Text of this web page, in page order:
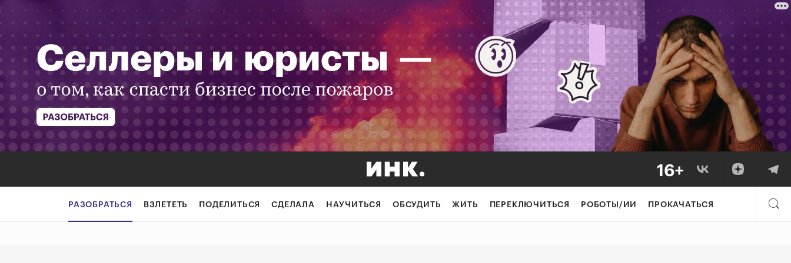
RAEX: топ вузов для бизнеса
РАЗОБРАТЬСЯ ВЗЛЕТЕТЬ ПОДЕЛИТЬСЯ СДЕЛАЛА НАУЧИТЬСЯ ОБСУДИТЬ ЖИТЬ ПЕРЕКЛЮЧИТЬСЯ РОБОТЫ/ИИ ПРОКАЧАТЬСЯ